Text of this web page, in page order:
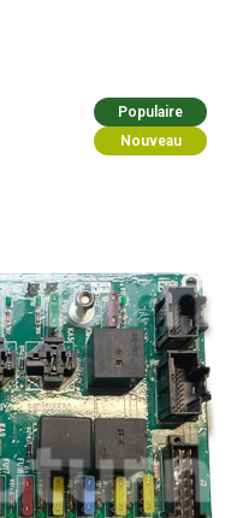
Populaire
Nouveau